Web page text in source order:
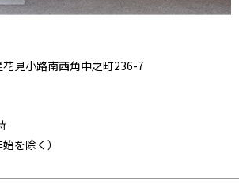
見小路南西角中之町236-7
を除く）